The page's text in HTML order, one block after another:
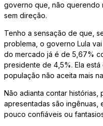
governo que, não querendo
sem direção.
Tenho a sensação de que,
problema, o governo Lula
do mercado já é de 5,67%
presidente de 4,5%. Ela
população não aceita mais
Não adianta contar histórias,
apresentadas são ingênuas,
pouco confiáveis ou